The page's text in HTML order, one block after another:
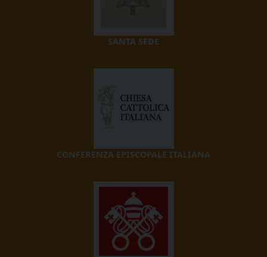
SANTA SEDE
CONFERENZA EPISCOPALE ITALIANA